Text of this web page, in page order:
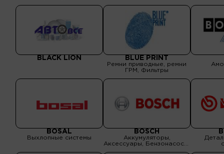
BLACK LION BLUE PRINT
Ремни приводные, ремни
ГРМ, Фильтры
BOSAL
Выхлопные системы
BOSCH
Аккумуляторы,
Аксессуары, Бензонасосы,